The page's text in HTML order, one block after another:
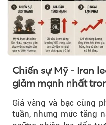
Chiến sự Mỹ - Iran
giảm mạnh nhất
Giá vàng và bạc cùng
tuần, nhưng mức tăng